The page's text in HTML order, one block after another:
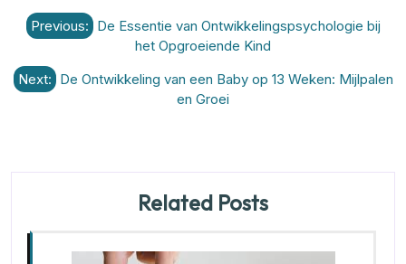
Berichtnavigatie
Previous: De Essentie van Ontwikkelingspsychologie bij
het Opgroeiende Kind
Next: De Ontwikkeling van een Baby op 13 Weken: Mijlpalen
en Groei
Related Posts